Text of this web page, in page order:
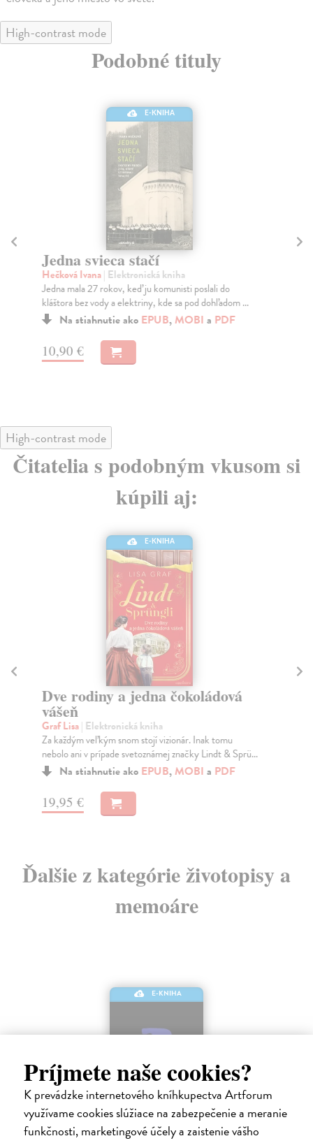
Príjmete naše cookies?
K prevádzke internetového kníhkupectva Artforum
využívame cookies slúžiace na zabezpečenie a meranie
funkčnosti, marketingové účely a zaistenie vášho
High-contrast mode
Podobné tituly
E-KNIHA
Jedna svieca stačí
Hečková Ivana| Elektronická kniha
Jedna mala 27 rokov, keď ju komunisti poslali do
kláštora bez vody a elektriny, kde sa pod dohľadom ...
Na stiahnutie ako EPUB,MOBI a PDF
10,90 €
High-contrast mode
Čitatelia s podobným vkusom si
kúpili aj:
E-KNIHA
Dve rodiny a jedna čokoládová
vášeň
Graf Lisa| Elektronická kniha
Za každým veľkým snom stojí vizionár. Inak tomu
nebolo ani v prípade svetoznámej značky Lindt & Sprü...
Na stiahnutie ako EPUB,MOBI a PDF
19,95 €
Ďalšie z kategórie životopisy a
memoáre
E-KNIHA